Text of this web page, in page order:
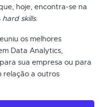
hoje, encontra-se na
hard skills.
os melhores
Data Analytics,
sua empresa ou para
relação a outros